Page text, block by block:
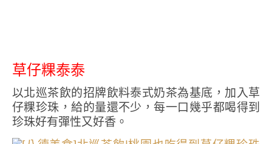
草仔粿泰泰
以北巡茶飲的招牌飲料泰式奶茶為基底，加入草
仔粿珍珠，給的量還不少，每一口幾乎都喝得到
珍珠好有彈性又好香。